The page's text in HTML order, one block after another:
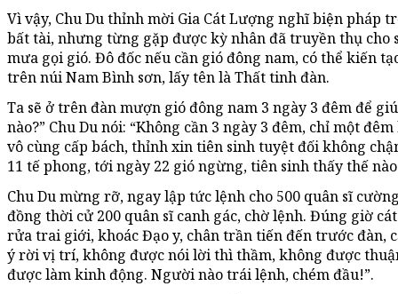
Vì vậy, Chu Du thỉnh mời Gia Cát Lượng nghĩ biện pháp
bất tài, nhưng từng gặp được kỳ nhân đã truyền thụ cho
mưa gọi gió. Đô đốc nếu cần gió đông nam, có thể kiến
trên núi Nam Bình sơn, lấy tên là Thất tinh đàn.
Ta sẽ ở trên đàn mượn gió đông nam 3 ngày 3 đêm để
nào?” Chu Du nói: “Không cần 3 ngày 3 đêm, chỉ một
vô cùng cấp bách, thỉnh xin tiên sinh tuyệt đối không
11 tế phong, tới ngày 22 gió ngừng, tiên sinh thấy thế
Chu Du mừng rỡ, ngay lập tức lệnh cho 500 quân sĩ
đồng thời cử 200 quân sĩ canh gác, chờ lệnh. Đúng giờ
rửa trai giới, khoác Đạo y, chân trần tiến đến trước đàn,
ý rời vị trí, không được nói lời thì thầm, không được
được làm kinh động. Người nào trái lệnh, chém đầu!”.